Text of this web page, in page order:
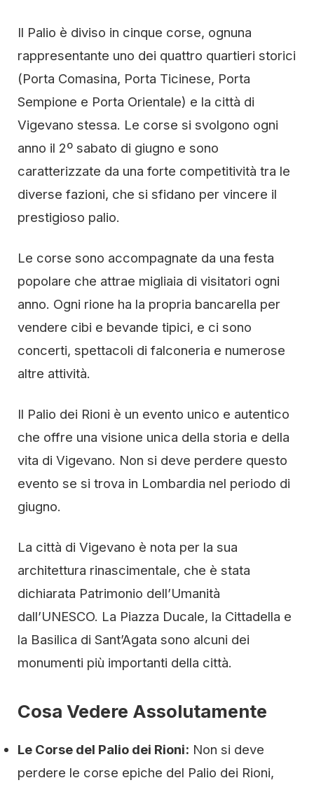
Il Palio è diviso in cinque corse, ognuna
rappresentante uno dei quattro quartieri storici
(Porta Comasina, Porta Ticinese, Porta
Sempione e Porta Orientale) e la città di
Vigevano stessa. Le corse si svolgono ogni
anno il 2º sabato di giugno e sono
caratterizzate da una forte competitività tra le
diverse fazioni, che si sfidano per vincere il
prestigioso palio.
Le corse sono accompagnate da una festa
popolare che attrae migliaia di visitatori ogni
anno. Ogni rione ha la propria bancarella per
vendere cibi e bevande tipici, e ci sono
concerti, spettacoli di falconeria e numerose
altre attività.
Il Palio dei Rioni è un evento unico e autentico
che offre una visione unica della storia e della
vita di Vigevano. Non si deve perdere questo
evento se si trova in Lombardia nel periodo di
giugno.
La città di Vigevano è nota per la sua
architettura rinascimentale, che è stata
dichiarata Patrimonio dell’Umanità
dall’UNESCO. La Piazza Ducale, la Cittadella e
la Basilica di Sant’Agata sono alcuni dei
monumenti più importanti della città.
Cosa Vedere Assolutamente
Le Corse del Palio dei Rioni: Non si deve
perdere le corse epiche del Palio dei Rioni,